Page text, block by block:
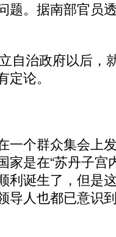
题。据南部官员
治政府以后，
定论。
个群众集会上
家是在“苏丹子宫
利诞生了，但是
导人也都已意识